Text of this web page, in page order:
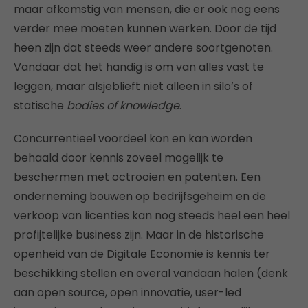
maar afkomstig van mensen, die er ook nog eens
verder mee moeten kunnen werken. Door de tijd
heen zijn dat steeds weer andere soortgenoten.
Vandaar dat het handig is om van alles vast te
leggen, maar alsjeblieft niet alleen in silo’s of
statische bodies of knowledge.
Concurrentieel voordeel kon en kan worden
behaald door kennis zoveel mogelijk te
beschermen met octrooien en patenten. Een
onderneming bouwen op bedrijfsgeheim en de
verkoop van licenties kan nog steeds heel een heel
profijtelijke business zijn. Maar in de historische
openheid van de Digitale Economie is kennis ter
beschikking stellen en overal vandaan halen (denk
aan open source, open innovatie, user-led